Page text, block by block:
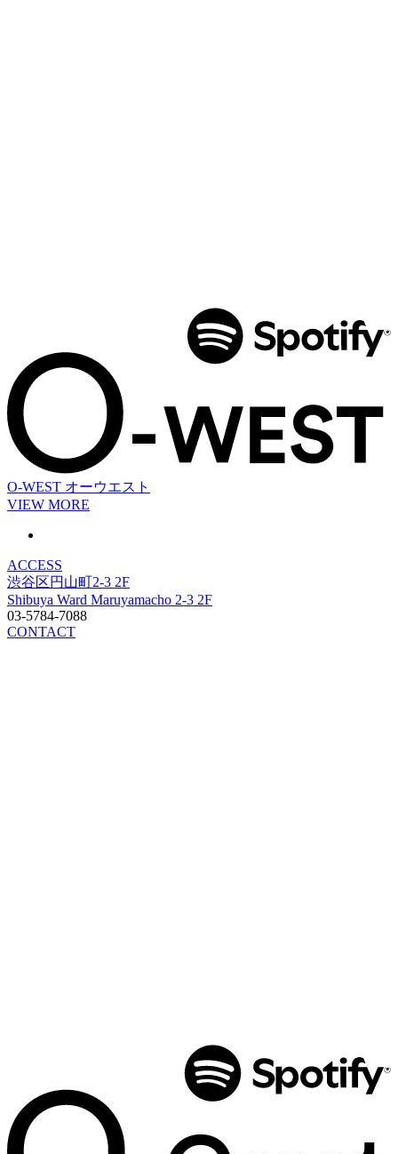
O-WEST オーウエスト
VIEW MORE
ACCESS
渋谷区円山町2-3 2F
Shibuya Ward Maruyamacho 2-3 2F
03-5784-7088
CONTACT